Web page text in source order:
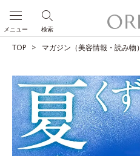
検索
メニュー
TOP マガジン（美容情報・読み物）